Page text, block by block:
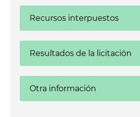
Recursos interpuestos
Resultados de la licitación
Otra información